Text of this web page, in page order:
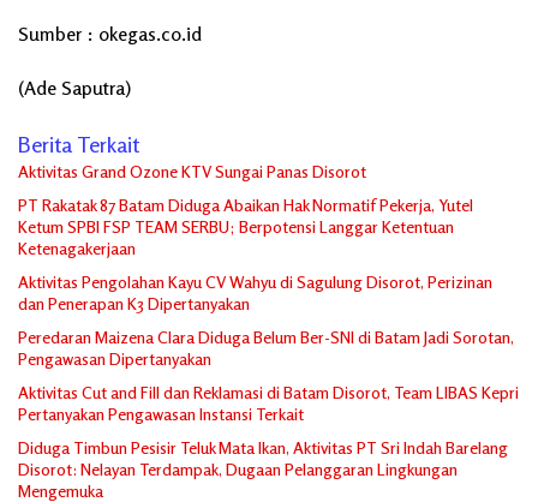
Sumber : okegas.co.id
(Ade Saputra)
Berita Terkait
Aktivitas Grand Ozone KTV Sungai Panas Disorot
PT Rakatak 87 Batam Diduga Abaikan Hak Normatif Pekerja, Yutel
Ketum SPBI FSP TEAM SERBU; Berpotensi Langgar Ketentuan
Ketenagakerjaan
Aktivitas Pengolahan Kayu CV Wahyu di Sagulung Disorot, Perizinan
dan Penerapan K3 Dipertanyakan
Peredaran Maizena Clara Diduga Belum Ber-SNI di Batam Jadi Sorotan,
Pengawasan Dipertanyakan
Aktivitas Cut and Fill dan Reklamasi di Batam Disorot, Team LIBAS Kepri
Pertanyakan Pengawasan Instansi Terkait
Diduga Timbun Pesisir Teluk Mata Ikan, Aktivitas PT Sri Indah Barelang
Disorot: Nelayan Terdampak, Dugaan Pelanggaran Lingkungan
Mengemuka